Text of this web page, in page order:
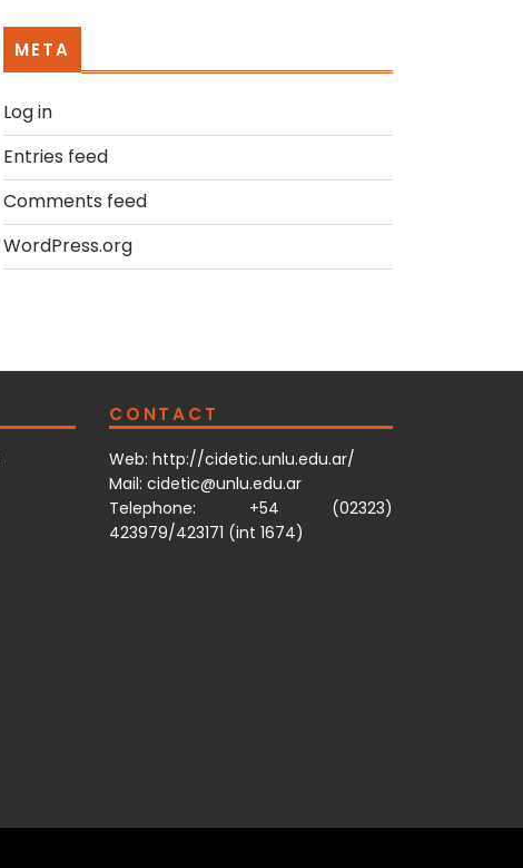
META
Log in
Entries feed
Comments feed
WordPress.org
CONTACT
Web: http://cidetic.unlu.edu.ar/
Mail: cidetic@unlu.edu.ar
Telephone: +54 (02323)
423979/423171 (int 1674)